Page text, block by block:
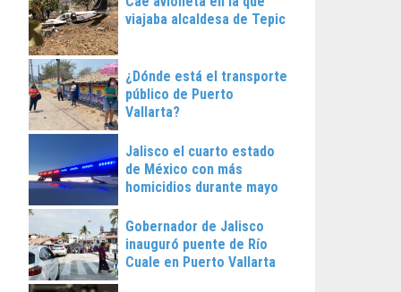
viajaba alcaldesa de Tepic
¿Dónde está el transporte
público de Puerto
Vallarta?
Jalisco el cuarto estado
de México con más
homicidios durante mayo
Gobernador de Jalisco
inauguró puente de Río
Cuale en Puerto Vallarta